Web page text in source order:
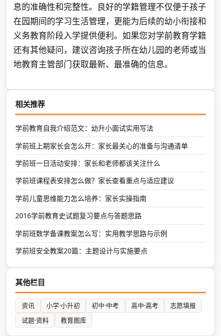
息的准确性和完整性。良好的学籍管理不仅便于孩子
在园期间的学习生活管理，更能为后续的幼小衔接和
义务教育阶段入学提供便利。如果您对学前教育学籍
还有其他疑问，建议咨询孩子所在幼儿园的老师或当
地教育主管部门获取最新、最准确的信息。
相关推荐
学前教育自我介绍范文：幼升小面试实用写法
学前班上期家长会怎么开：家长最关心的准备与沟通清单
学前班一日活动安排：家长和老师都该关注什么
学前班课程表安排怎么做？家长查看重点与适应建议
学前儿童思维能力怎么培养：家长实操指南
2016学前教育史试题复习要点与答题思路
学前班数学备课教案怎么写：实用教学思路与示例
学前班安全教案20篇：主题设计与实施要点
其他栏目
资讯 小学·小升初 初中·中考 高中·高考
志愿填报
试题·资料
教育图库